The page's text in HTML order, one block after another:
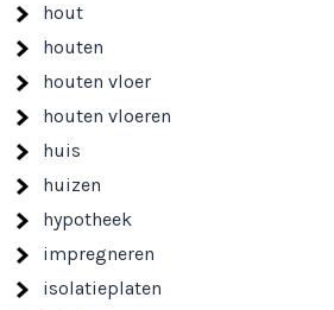
hout
houten
houten vloer
houten vloeren
huis
huizen
hypotheek
impregneren
isolatieplaten